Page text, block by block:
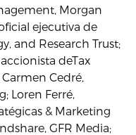
Morgan
ejecutiva de
and Research Trust;
deTax
Cedré,
Loren Ferré,
& Marketing
GFR Media;